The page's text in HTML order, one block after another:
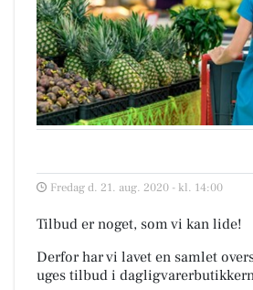
Fredag d. 21. aug. 2020 - kl. 14:00
Tilbud er noget, som vi kan lide!
Derfor har vi lavet en samlet
uges tilbud i